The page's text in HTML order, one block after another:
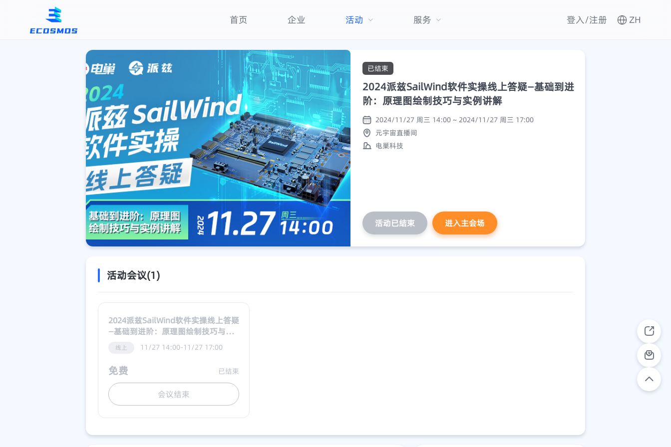
首页 企业 活动 服务 登入/注册 ZH
已结束
2024派兹SailWind软件实操线上答疑—基础到进
阶：原理图绘制技巧与实例讲解
2024/11/27 周三 14:00 ~ 2024/11/27 周三 17:00
元宇宙直播间
电巢科技
活动已结束 进入主会场
活动会议(1)
2024派兹SailWind软件实操线上答疑
—基础到进阶：原理图绘制技巧与实
例讲解
线上 11/27 14:00-11/27 17:00
免费 已结束
会议结束